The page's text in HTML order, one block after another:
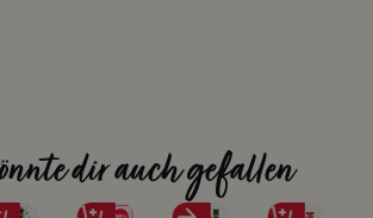
dir auch gefallen